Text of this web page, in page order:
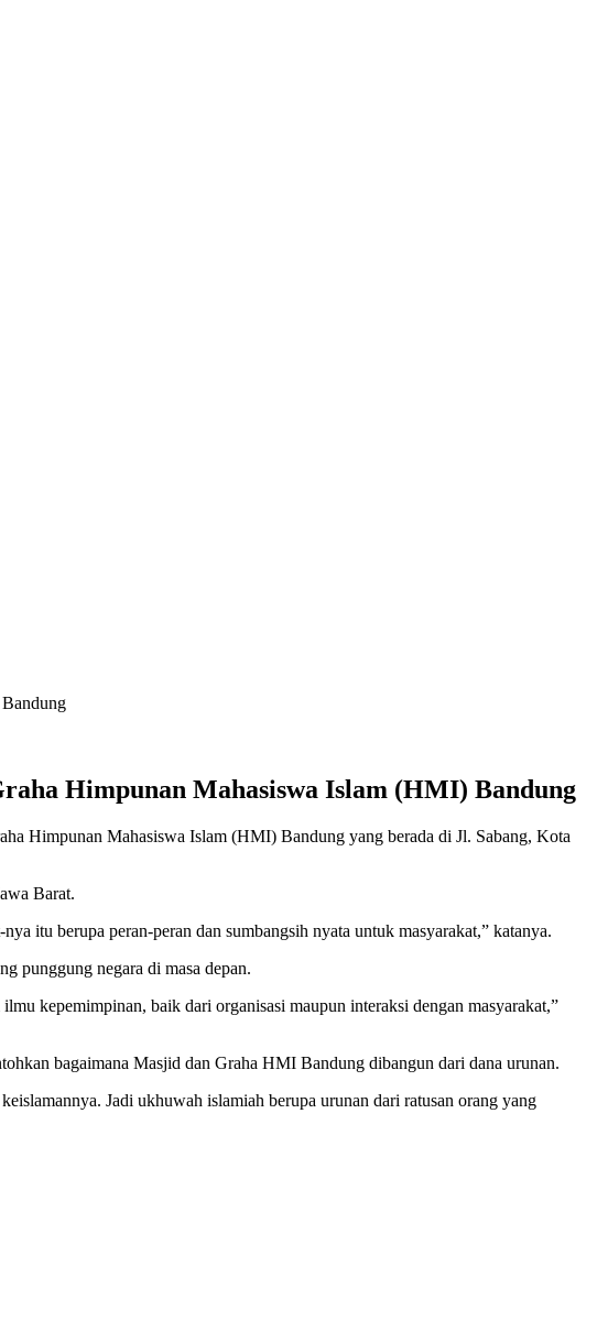
Himpunan Mahasiswa Islam (HMI) Bandung
Himpunan Mahasiswa Islam (HMI) Bandung yang berada di Jl. Sabang, Kota
Barat.
itu berupa peran-peran dan sumbangsih nyata untuk masyarakat,” katanya.
punggung negara di masa depan.
kepemimpinan, baik dari organisasi maupun interaksi dengan masyarakat,”
bagaimana Masjid dan Graha HMI Bandung dibangun dari dana urunan.
Jadi ukhuwah islamiah berupa urunan dari ratusan orang yang